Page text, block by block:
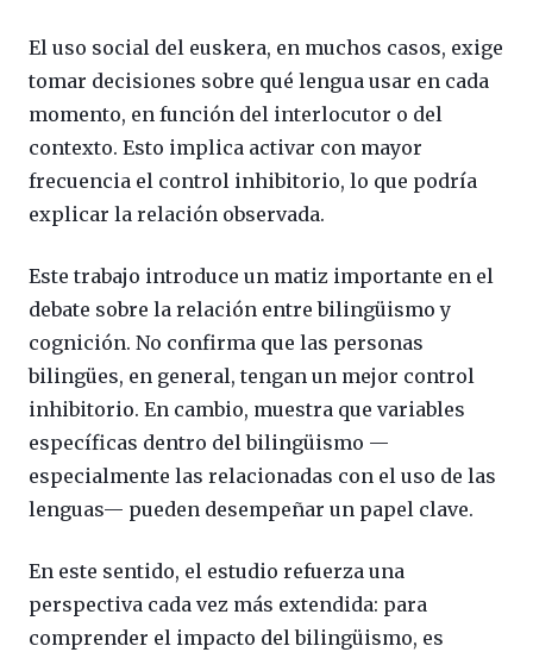
El uso social del euskera, en muchos casos, exige
tomar decisiones sobre qué lengua usar en cada
momento, en función del interlocutor o del
contexto. Esto implica activar con mayor
frecuencia el control inhibitorio, lo que podría
explicar la relación observada.
Este trabajo introduce un matiz importante en el
debate sobre la relación entre bilingüismo y
cognición. No confirma que las personas
bilingües, en general, tengan un mejor control
inhibitorio. En cambio, muestra que variables
específicas dentro del bilingüismo —
especialmente las relacionadas con el uso de las
lenguas— pueden desempeñar un papel clave.
En este sentido, el estudio refuerza una
perspectiva cada vez más extendida: para
comprender el impacto del bilingüismo, es